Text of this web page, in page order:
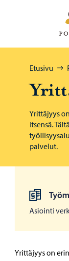
Selaa:
Etusivu
Yrittäjyys
itsensä.
palvelut.
Asiointi
Yrittäjyys on